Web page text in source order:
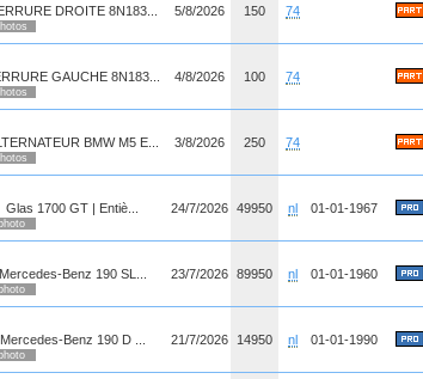
DROITE 8N183... 5/8/2026 150 74
GAUCHE 8N183... 4/8/2026 100 74
BMW M5 E... 3/8/2026 250 74
Glas 1700 GT | Entiè... 24/7/2026 49950 nl 01-01-1967
Mercedes-Benz 190 SL... 23/7/2026 89950 nl 01-01-1960
Mercedes-Benz 190 D ... 21/7/2026 14950 nl 01-01-1990